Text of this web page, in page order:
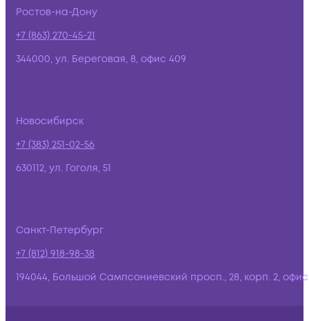
Ростов-на-Дону
+7 (863) 270-45-21
344000, ул. Береговая, 8, офис 409
Новосибирск
+7 (383) 251-02-56
630112, ул. Гоголя, 51
Санкт-Петербург
+7 (812) 918-98-38
194044, Большой Сампсониевский просп., 28, корп. 2,